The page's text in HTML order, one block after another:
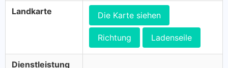
Landkarte Die Karte siehen
Richtung Ladenseile
Dienstleistung